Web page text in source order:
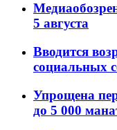
5 августа
Вводится
социальных
Упрощена
до 5 000